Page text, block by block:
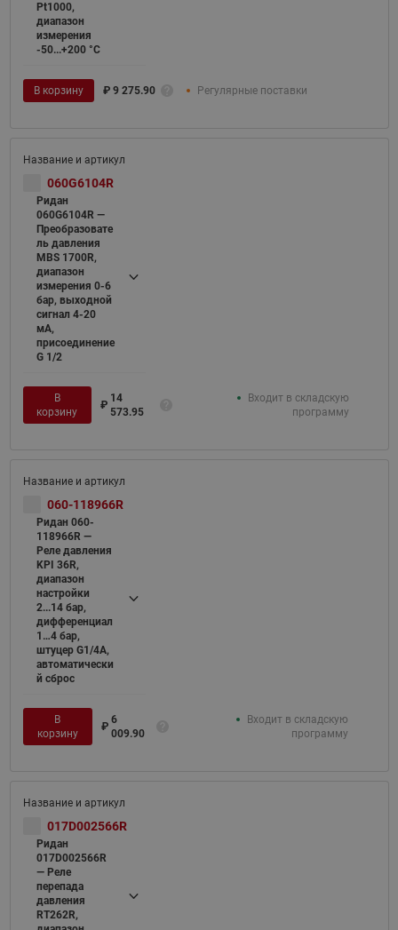
Pt1000,
диапазон
измерения
-50...+200 °С
В корзину ₽ 9 275.90 Регулярные поставки
060G6104R
Ридан
060G6104R —
Преобразовате
ль давления
MBS 1700R,
диапазон
измерения 0-6
бар, выходной
сигнал 4-20
мА,
присоединение
G 1/2
В
корзину
₽
14
573.95
Входит в складскую
программу
060-118966R
Ридан 060-
118966R —
Реле давления
KPI 36R,
диапазон
настройки
2...14 бар,
дифференциал
1…4 бар,
штуцер G1/4А,
автоматически
й сброс
В
корзину
₽
6
009.90
Входит в складскую
программу
017D002566R
Ридан
017D002566R
— Реле
перепада
давления
RT262R,